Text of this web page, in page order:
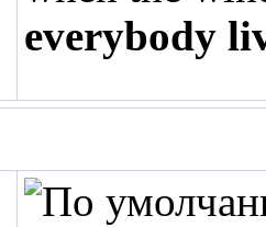
everybody